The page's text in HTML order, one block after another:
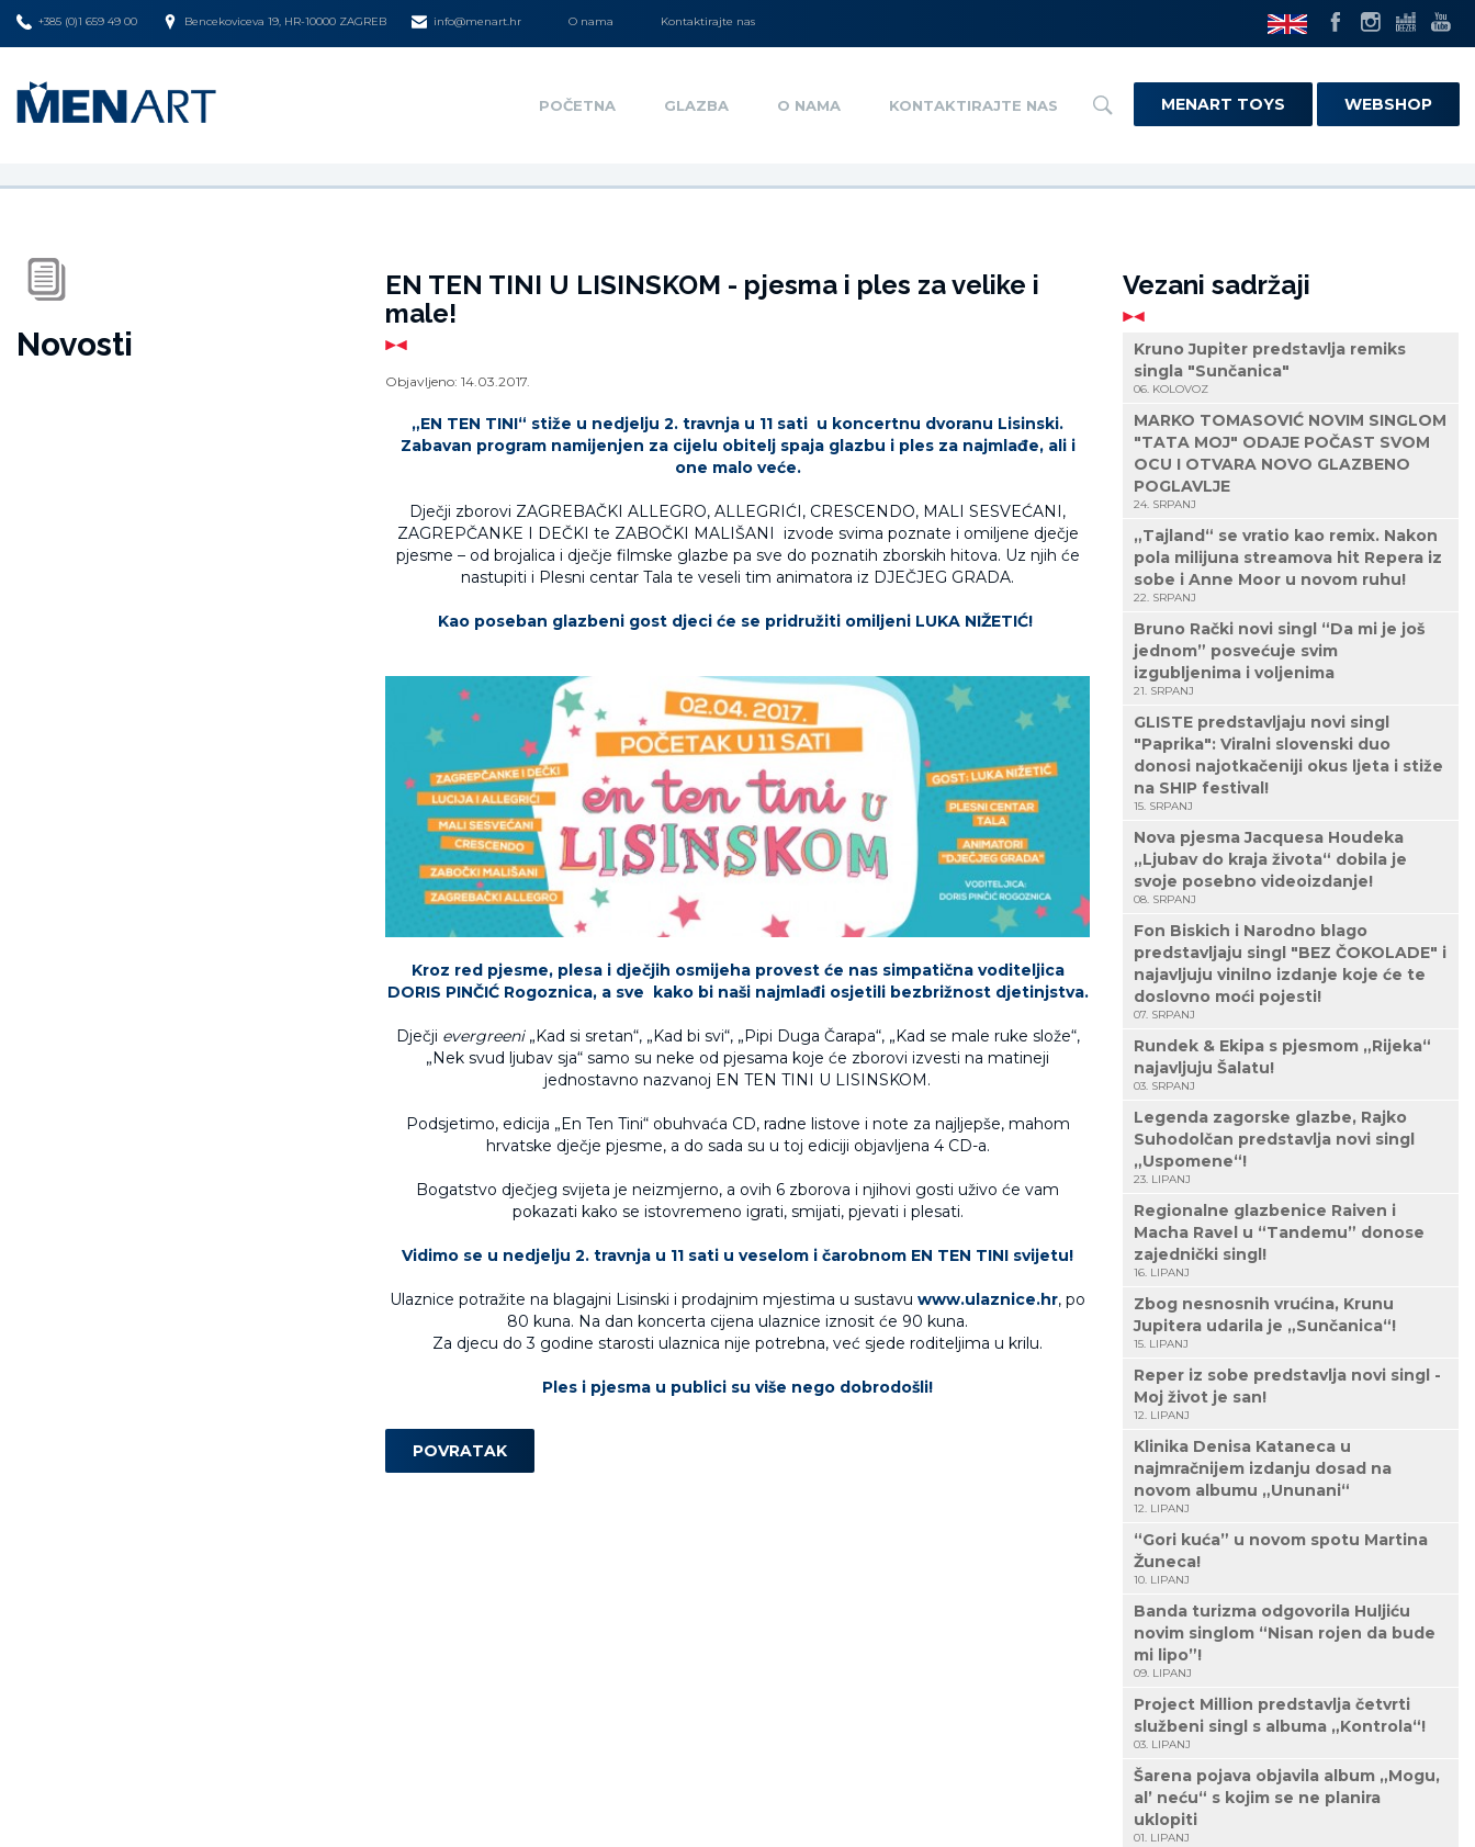
+385 (0)1 659 49 00 Bencekoviceva 19, HR-10000 ZAGREB info@menart.hr O nama Kontaktirajte nas
POČETNA GLAZBA O NAMA KONTAKTIRAJTE NAS MENART TOYS WEBSHOP
Novosti
EN TEN TINI U LISINSKOM - pjesma i ples za velike i
male!
Objavljeno: 14.03.2017.
„EN TEN TINI“ stiže u nedjelju 2. travnja u 11 sati u koncertnu dvoranu Lisinski.
Zabavan program namijenjen za cijelu obitelj spaja glazbu i ples za najmlađe, ali i
one malo veće.
Dječji zborovi ZAGREBAČKI ALLEGRO, ALLEGRIĆI, CRESCENDO, MALI SESVEĆANI,
ZAGREPČANKE I DEČKI te ZABOČKI MALIŠANI izvode svima poznate i omiljene dječje
pjesme – od brojalica i dječje filmske glazbe pa sve do poznatih zborskih hitova. Uz njih će
nastupiti i Plesni centar Tala te veseli tim animatora iz DJEČJEG GRADA.
Kao poseban glazbeni gost djeci će se pridružiti omiljeni LUKA NIŽETIĆ!
Kroz red pjesme, plesa i dječjih osmijeha provest će nas simpatična voditeljica
DORIS PINČIĆ Rogoznica, a sve kako bi naši najmlađi osjetili bezbrižnost djetinjstva.
Dječji evergreeni„Kad si sretan“, „Kad bi svi“, „Pipi Duga Čarapa“, „Kad se male ruke slože“,
„Nek svud ljubav sja“ samo su neke od pjesama koje će zborovi izvesti na matineji
jednostavno nazvanoj EN TEN TINI U LISINSKOM.
Podsjetimo, edicija „En Ten Tini“ obuhvaća CD, radne listove i note za najljepše, mahom
hrvatske dječje pjesme, a do sada su u toj ediciji objavljena 4 CD-a.
Bogatstvo dječjeg svijeta je neizmjerno, a ovih 6 zborova i njihovi gosti uživo će vam
pokazati kako se istovremeno igrati, smijati, pjevati i plesati.
Vidimo se u nedjelju 2. travnja u 11 sati u veselom i čarobnom EN TEN TINI svijetu!
Ulaznice potražite na blagajni Lisinski i prodajnim mjestima u sustavu www.ulaznice.hr, po
80 kuna. Na dan koncerta cijena ulaznice iznosit će 90 kuna.
Za djecu do 3 godine starosti ulaznica nije potrebna, već sjede roditeljima u krilu.
Ples i pjesma u publici su više nego dobrodošli!
POVRATAK
Vezani sadržaji
Kruno Jupiter predstavlja remiks
singla "Sunčanica"
06. KOLOVOZ
MARKO TOMASOVIĆ NOVIM SINGLOM
"TATA MOJ" ODAJE POČAST SVOM
OCU I OTVARA NOVO GLAZBENO
POGLAVLJE
24. SRPANJ
„Tajland“ se vratio kao remix. Nakon
pola milijuna streamova hit Repera iz
sobe i Anne Moor u novom ruhu!
22. SRPANJ
Bruno Rački novi singl “Da mi je još
jednom” posvećuje svim
izgubljenima i voljenima
21. SRPANJ
GLISTE predstavljaju novi singl
"Paprika": Viralni slovenski duo
donosi najotkačeniji okus ljeta i stiže
na SHIP festival!
15. SRPANJ
Nova pjesma Jacquesa Houdeka
„Ljubav do kraja života“ dobila je
svoje posebno videoizdanje!
08. SRPANJ
Fon Biskich i Narodno blago
predstavljaju singl "BEZ ČOKOLADE" i
najavljuju vinilno izdanje koje će te
doslovno moći pojesti!
07. SRPANJ
Rundek & Ekipa s pjesmom „Rijeka“
najavljuju Šalatu!
03. SRPANJ
Legenda zagorske glazbe, Rajko
Suhodolčan predstavlja novi singl
„Uspomene“!
23. LIPANJ
Regionalne glazbenice Raiven i
Macha Ravel u “Tandemu” donose
zajednički singl!
16. LIPANJ
Zbog nesnosnih vrućina, Krunu
Jupitera udarila je „Sunčanica“!
15. LIPANJ
Reper iz sobe predstavlja novi singl -
Moj život je san!
12. LIPANJ
Klinika Denisa Kataneca u
najmračnijem izdanju dosad na
novom albumu „Ununani“
12. LIPANJ
“Gori kuća” u novom spotu Martina
Žuneca!
10. LIPANJ
Banda turizma odgovorila Huljiću
novim singlom “Nisan rojen da bude
mi lipo”!
09. LIPANJ
Project Million predstavlja četvrti
službeni singl s albuma „Kontrola“!
03. LIPANJ
Šarena pojava objavila album „Mogu,
al’ neću“ s kojim se ne planira
uklopiti
01. LIPANJ